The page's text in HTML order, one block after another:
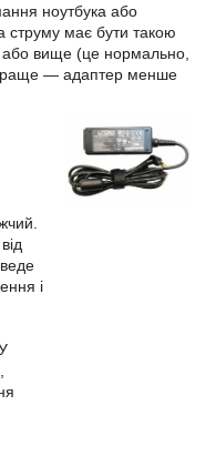
ноутбука або
струму має бути такою
або вище (це нормально,
краще — адаптер менше
і